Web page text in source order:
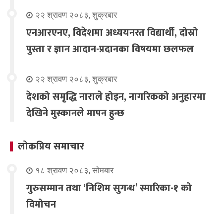
२२ श्रावण २०८३, शुक्रबार
एनआरएनए, विदेशमा अध्ययनरत विद्यार्थी, दोस्रो
पुस्ता र ज्ञान आदान-प्रदानका विषयमा छलफल
२२ श्रावण २०८३, शुक्रबार
देशको समृद्धि नाराले होइन, नागरिकको अनुहारमा
देखिने मुस्कानले मापन हुन्छ
लोकप्रिय समाचार
१८ श्रावण २०८३, सोमबार
गुरुसम्मान तथा ‘निशिम सुगन्ध’ स्मारिका-१ को
विमोचन